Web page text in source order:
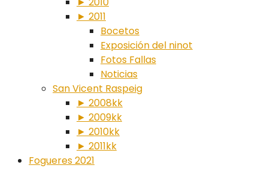
► 2011
Bocetos
Exposición del ninot
Fotos Fallas
Noticias
San Vicent Raspeig
► 2008kk
► 2009kk
► 2010kk
► 2011kk
Fogueres 2021